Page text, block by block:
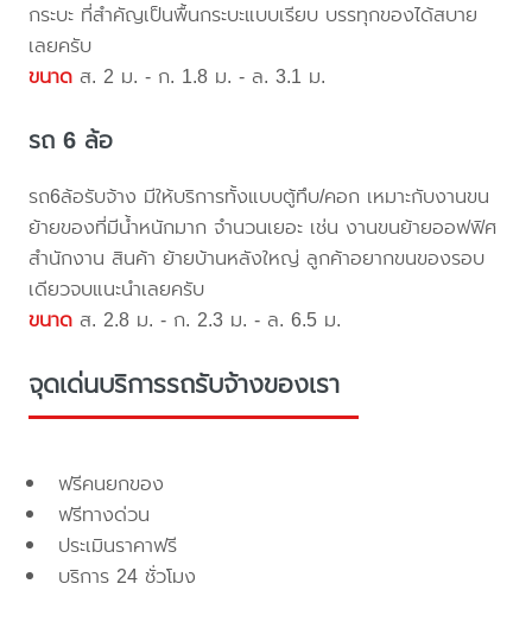
กระบะ ที่สำคัญเป็นพื้นกระบะแบบเรียบ บรรทุกของได้สบาย
เลยครับ
ขนาด ส. 2 ม. - ก. 1.8 ม. - ล. 3.1 ม.
รถ 6 ล้อ
รถ6ล้อรับจ้าง มีให้บริการทั้งแบบตู้ทึบ/คอก เหมาะกับงานขน
ย้ายของที่มีน้ำหนักมาก จำนวนเยอะ เช่น งานขนย้ายออฟฟิศ
สำนักงาน สินค้า ย้ายบ้านหลังใหญ่ ลูกค้าอยากขนของรอบ
เดียวจบแนะนำเลยครับ
ขนาด ส. 2.8 ม. - ก. 2.3 ม. - ล. 6.5 ม.
จุดเด่นบริการรถรับจ้างของเรา
ฟรีคนยกของ
ฟรีทางด่วน
ประเมินราคาฟรี
บริการ 24 ชั่วโมง